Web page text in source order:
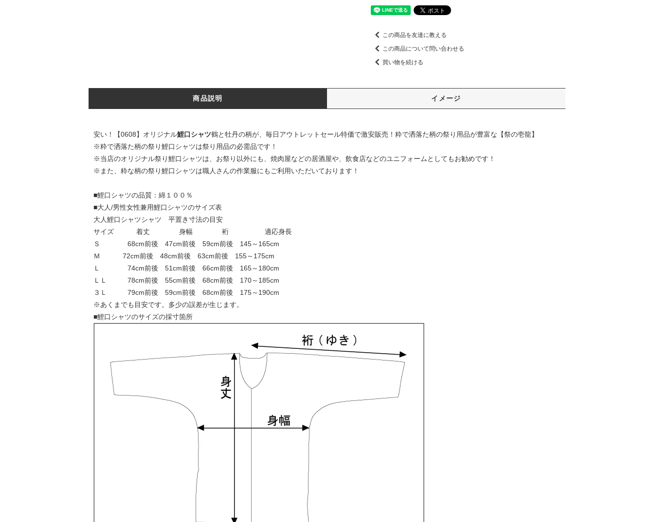
この商品を友達に教える
この商品について問い合わせる
買い物を続ける
商品説明 イメージ
安い！【0608】オリジナル鯉口シャツ鶴と牡丹の柄が、毎日アウトレットセール特価で激安販売！粋で洒落た柄の祭り用品が豊富な【祭の壱龍】
※粋で洒落た柄の祭り鯉口シャツは祭り用品の必需品です！
※当店のオリジナル祭り鯉口シャツは、お祭り以外にも、焼肉屋などの居酒屋や、飲食店などのユニフォームとしてもお勧めです！
※また、粋な柄の祭り鯉口シャツは職人さんの作業服にもご利用いただいております！
■鯉口シャツの品質：綿１００％
■大人/男性女性兼用鯉口シャツのサイズ表
大人鯉口シャツシャツ 平置き寸法の目安
サイズ 着丈 身幅 裄 適応身長
Ｓ 68cm前後 47cm前後 59cm前後 145～165cm
Ｍ 72cm前後 48cm前後 63cm前後 155～175cm
Ｌ 74cm前後 51cm前後 66cm前後 165～180cm
ＬＬ 78cm前後 55cm前後 68cm前後 170～185cm
３Ｌ 79cm前後 59cm前後 68cm前後 175～190cm
※あくまでも目安です。多少の誤差が生じます。
■鯉口シャツのサイズの採寸箇所